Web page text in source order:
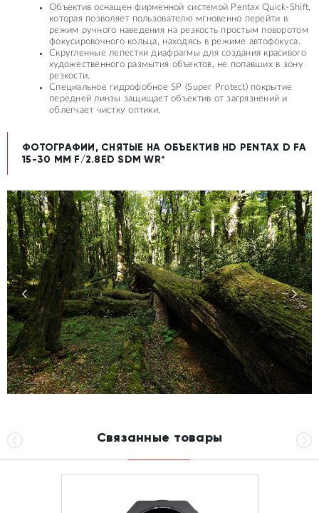
Объектив оснащен фирменной системой Pentax Quick-Shift,
которая позволяет пользователю мгновенно перейти в
режим ручного наведения на резкость простым поворотом
фокусировочного кольца, находясь в режиме автофокуса.
Скругленные лепестки диафрагмы для создания красивого
художественного размытия объектов, не попавших в зону
резкости.
Специальное гидрофобное SP (Super Protect) покрытие
передней линзы защищает объектив от загрязнений и
облегчает чистку оптики.
ФОТОГРАФИИ, СНЯТЫЕ НА ОБЪЕКТИВ HD PENTAX D FA
15-30 MM F/2.8ED SDM WR*
Связанные товары